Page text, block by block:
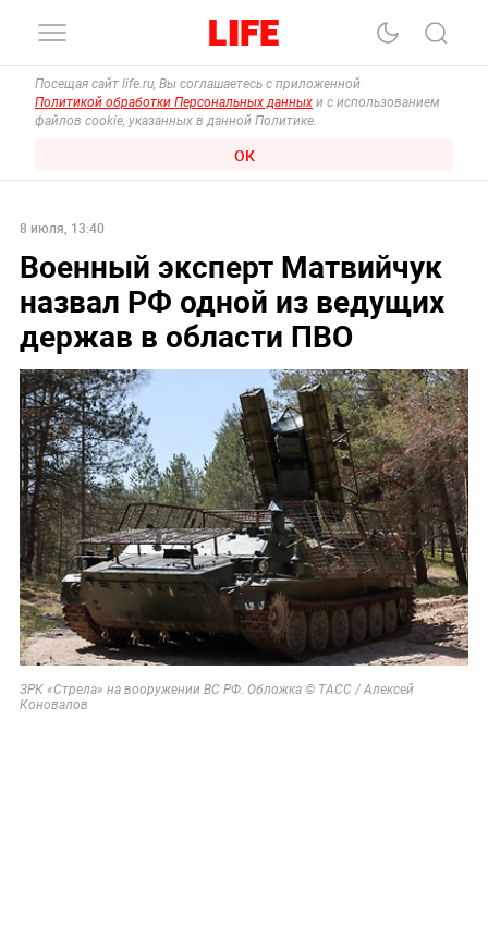
Посещая сайт life.ru, Вы соглашаетесь с приложенной
Политикой обработки Персональных данных и с использованием
файлов cookie, указанных в данной Политике.
ОК
8 июля, 13:40
Военный эксперт Матвийчук
назвал РФ одной из ведущих
держав в области ПВО
ЗРК «Стрела» на вооружении ВС РФ. Обложка © ТАСС / Алексей
Коновалов